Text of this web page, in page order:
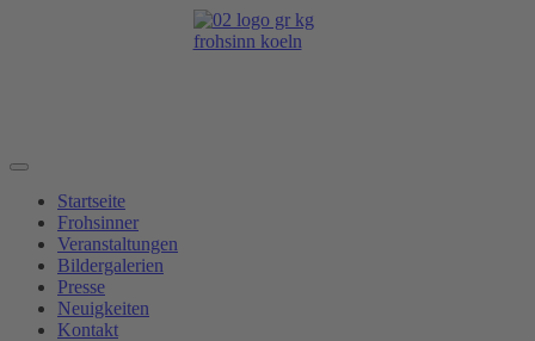
Startseite
Frohsinner
Veranstaltungen
Bildergalerien
Presse
Neuigkeiten
Kontakt